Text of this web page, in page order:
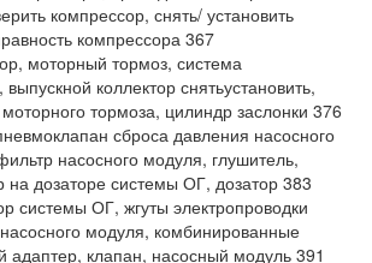
компрессор, снять/ установить
компрессора 367
моторный тормоз, система
коллектор снятьустановить,
тормоза, цилиндр заслонки 376
сброса давления насосного
насосного модуля, глушитель,
дозаторе системы ОГ, дозатор 383
системы ОГ, жгуты электропроводки
модуля, комбинированные
адаптер, клапан, насосный модуль 391